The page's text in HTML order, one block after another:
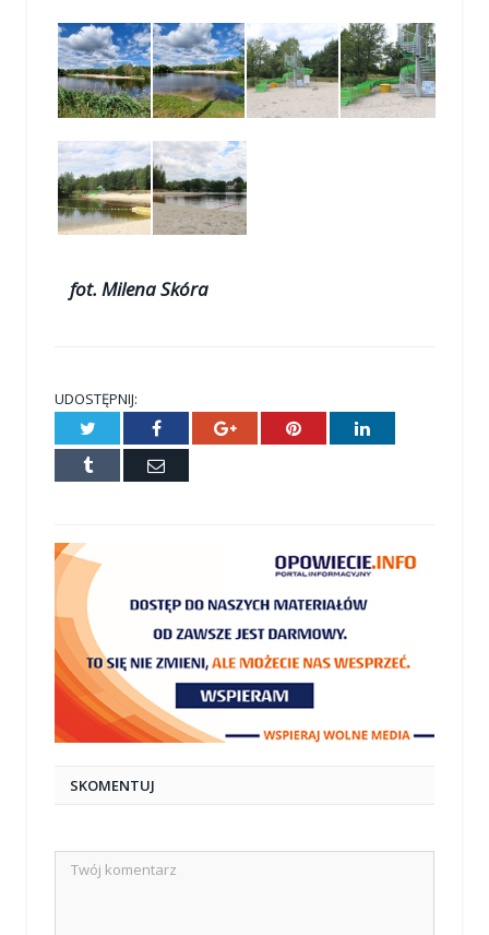
fot. Milena Skóra
UDOSTĘPNIJ:
Twitter Facebook Google+ Pinterest LinkedIn
Tumblr
E-
SKOMENTUJ